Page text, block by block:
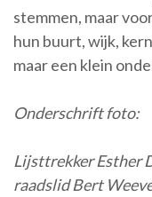
stemmen, maar
hun buurt, wijk,
maar een klein
Onderschrift foto:
Lijsttrekker Esther
raadslid Bert